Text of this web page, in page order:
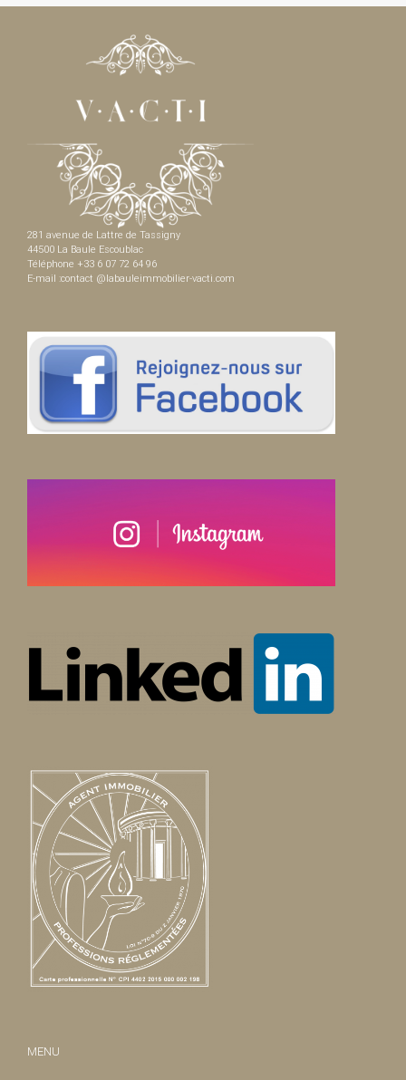
281 avenue de Lattre de Tassigny
44500 La Baule Escoublac
Téléphone +33 6 07 72 64 96
E-mail :contact @labauleimmobilier-vacti.com
MENU